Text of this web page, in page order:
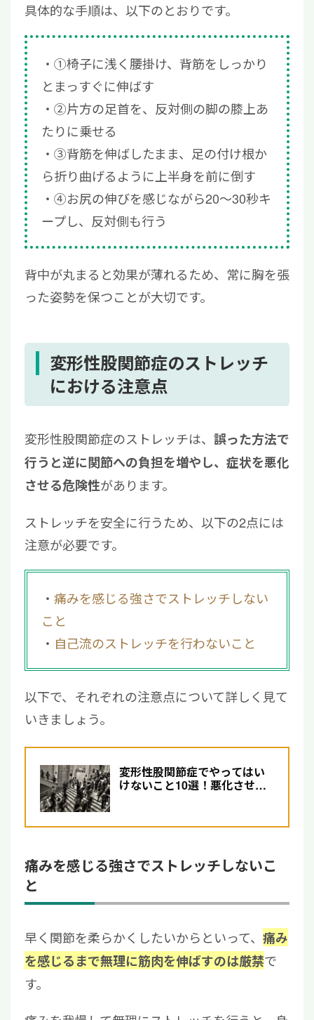
具体的な手順は、以下のとおりです。
①椅子に浅く腰掛け、背筋をしっかり
とまっすぐに伸ばす
②片方の足首を、反対側の脚の膝上あ
たりに乗せる
③背筋を伸ばしたまま、足の付け根か
ら折り曲げるように上半身を前に倒す
④お尻の伸びを感じながら20〜30秒キ
ープし、反対側も行う
背中が丸まると効果が薄れるため、常に胸を張
った姿勢を保つことが大切です。
変形性股関節症のストレッチ
における注意点
変形性股関節症のストレッチは、 誤った方法で
行うと逆に関節への負担を増やし、症状を悪化
させる危険性があります。
ストレッチを安全に行うため、以下の2点には
注意が必要です。
痛みを感じる強さでストレッチしない
こと
自己流のストレッチを行わないこと
以下で、それぞれの注意点について詳しく見て
いきましょう。
変形性股関節症でやってはい
けないこと10選！悪化させな
痛みを感じる強さでストレッチしないこ
と
早く関節を柔らかくしたいからといって、 痛み
を感じるまで無理に筋肉を伸ばすのは厳禁で
す。